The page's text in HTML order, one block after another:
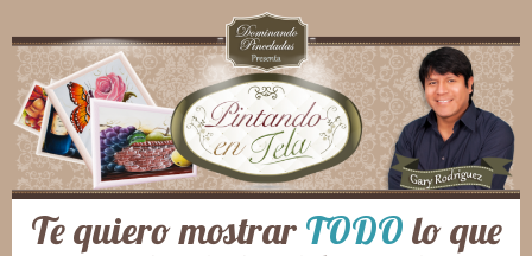
Te quiero mostrar TODO lo que